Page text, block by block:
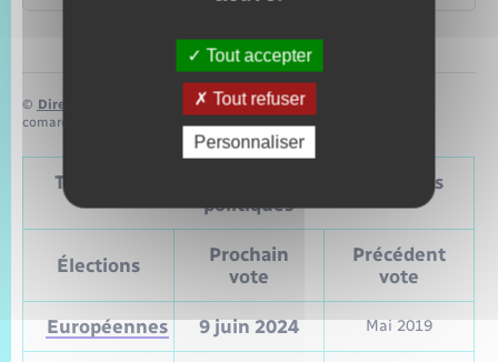
© Direction de l’information légale et administrative
comarquage developpé parbaseo.io
Tableau – Dates et périodicité des élections
politiques
Élections
Prochain
vote
Précédent
vote
Européennes 9 juin 2024 Mai 2019
Tout accepter
Tout refuser
Personnaliser